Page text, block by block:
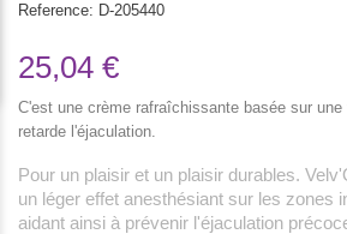
Reference: D-205440
25,04 €
C'est une crème rafraîchissante basée sur
retarde l'éjaculation.
Pour un plaisir et un plaisir durables.
un léger effet anesthésiant sur les zones
aidant ainsi à prévenir l'éjaculation